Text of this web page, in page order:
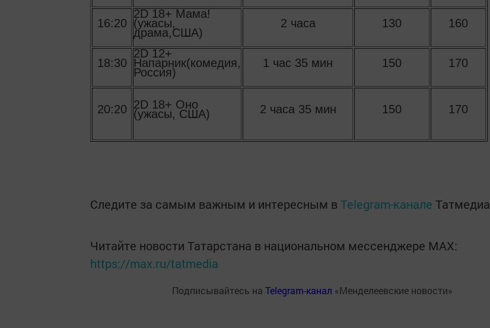
16:20
2D 18+ Мама!
(ужасы,
драма,США)
2 часа 130 160
18:30
2D 12+
Напарник(комедия,
Россия)
1 час 35 мин 150 170
20:20 2D 18+ Оно
(ужасы, США) 2 часа 35 мин 150 170
Следите за самым важным и интересным в Telegram-канале Татмедиа
Читайте новости Татарстана в национальном мессенджере MАХ:
https://max.ru/tatmedia
Подписывайтесь на Telegram-канал «Менделеевские новости»